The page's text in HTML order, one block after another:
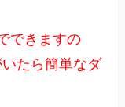
できますの
たら簡単なダ